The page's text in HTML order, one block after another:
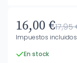
16,00 €17,95
Impuestos incluidos
En stock